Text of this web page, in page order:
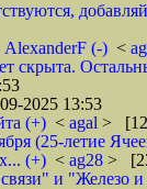
(-) <
скрыта.
2025 13:53
(+) < agal >
(25-летие
(+) < ag28 >
и "Железо